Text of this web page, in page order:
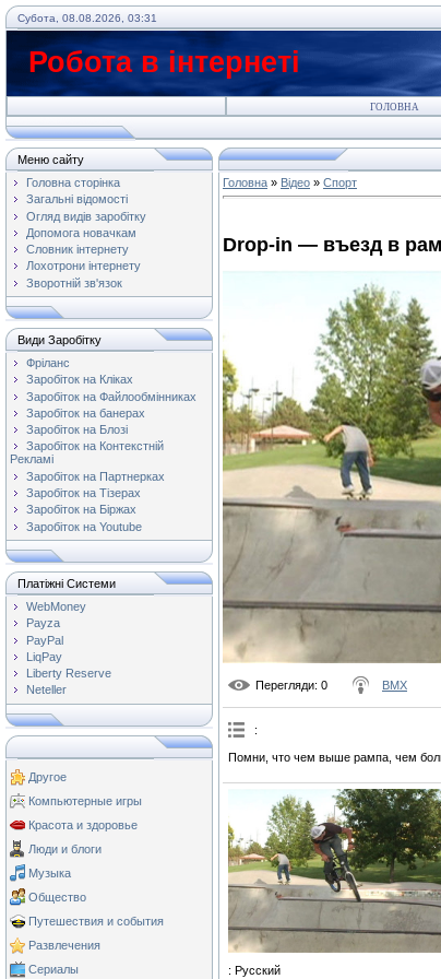
Субота, 08.08.2026, 03:31
Робота в інтернеті
ГОЛОВНА
Меню сайту
Головна сторінка
Загальні відомості
Огляд видів заробітку
Допомога новачкам
Словник інтернету
Лохотрони інтернету
Зворотній зв'язок
Види Заробітку
Фріланс
Заробіток на Кліках
Заробіток на Файлообмінниках
Заробіток на банерах
Заробіток на Блозі
Заробіток на Контекстній
Рекламі
Заробіток на Партнерках
Заробіток на Тізерах
Заробіток на Біржах
Заробіток на Youtube
Платіжні Системи
WebMoney
Payza
PayPal
LiqPay
Liberty Reserve
Neteller
Другое
Компьютерные игры
Красота и здоровье
Люди и блоги
Музыка
Общество
Путешествия и события
Развлечения
Сериалы
Головна » Відео » Спорт
Drop-in — въезд в
Перегляди: 0 BMX
:
Помни, что чем выше рампа, чем
: Русский